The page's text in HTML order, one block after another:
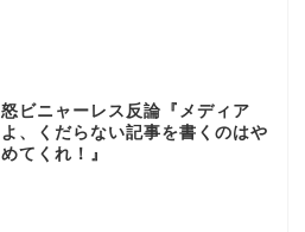
怒ビニャーレス反論『メディア
よ、くだらない記事を書くのはや
めてくれ！』